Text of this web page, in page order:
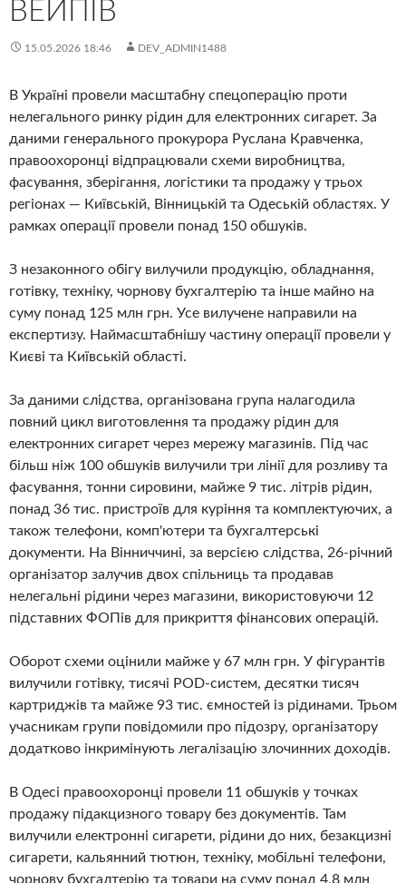
ВЕЙПІВ
15.05.2026 18:46 DEV_ADMIN1488
В Україні провели масштабну спецоперацію проти
нелегального ринку рідин для електронних сигарет. За
даними генерального прокурора Руслана Кравченка,
правоохоронці відпрацювали схеми виробництва,
фасування, зберігання, логістики та продажу у трьох
регіонах — Київській, Вінницькій та Одеській областях. У
рамках операції провели понад 150 обшуків.
З незаконного обігу вилучили продукцію, обладнання,
готівку, техніку, чорнову бухгалтерію та інше майно на
суму понад 125 млн грн. Усе вилучене направили на
експертизу. Наймасштабнішу частину операції провели у
Києві та Київській області.
За даними слідства, організована група налагодила
повний цикл виготовлення та продажу рідин для
електронних сигарет через мережу магазинів. Під час
більш ніж 100 обшуків вилучили три лінії для розливу та
фасування, тонни сировини, майже 9 тис. літрів рідин,
понад 36 тис. пристроїв для куріння та комплектуючих, а
також телефони, комп'ютери та бухгалтерські
документи. На Вінниччині, за версією слідства, 26-річний
організатор залучив двох спільниць та продавав
нелегальні рідини через магазини, використовуючи 12
підставних ФОПів для прикриття фінансових операцій.
Оборот схеми оцінили майже у 67 млн грн. У фігурантів
вилучили готівку, тисячі POD-систем, десятки тисяч
картриджів та майже 93 тис. ємностей із рідинами. Трьом
учасникам групи повідомили про підозру, організатору
додатково інкримінують легалізацію злочинних доходів.
В Одесі правоохоронці провели 11 обшуків у точках
продажу підакцизного товару без документів. Там
вилучили електронні сигарети, рідини до них, безакцизні
сигарети, кальянний тютюн, техніку, мобільні телефони,
чорнову бухгалтерію та товари на суму понад 4,8 млн